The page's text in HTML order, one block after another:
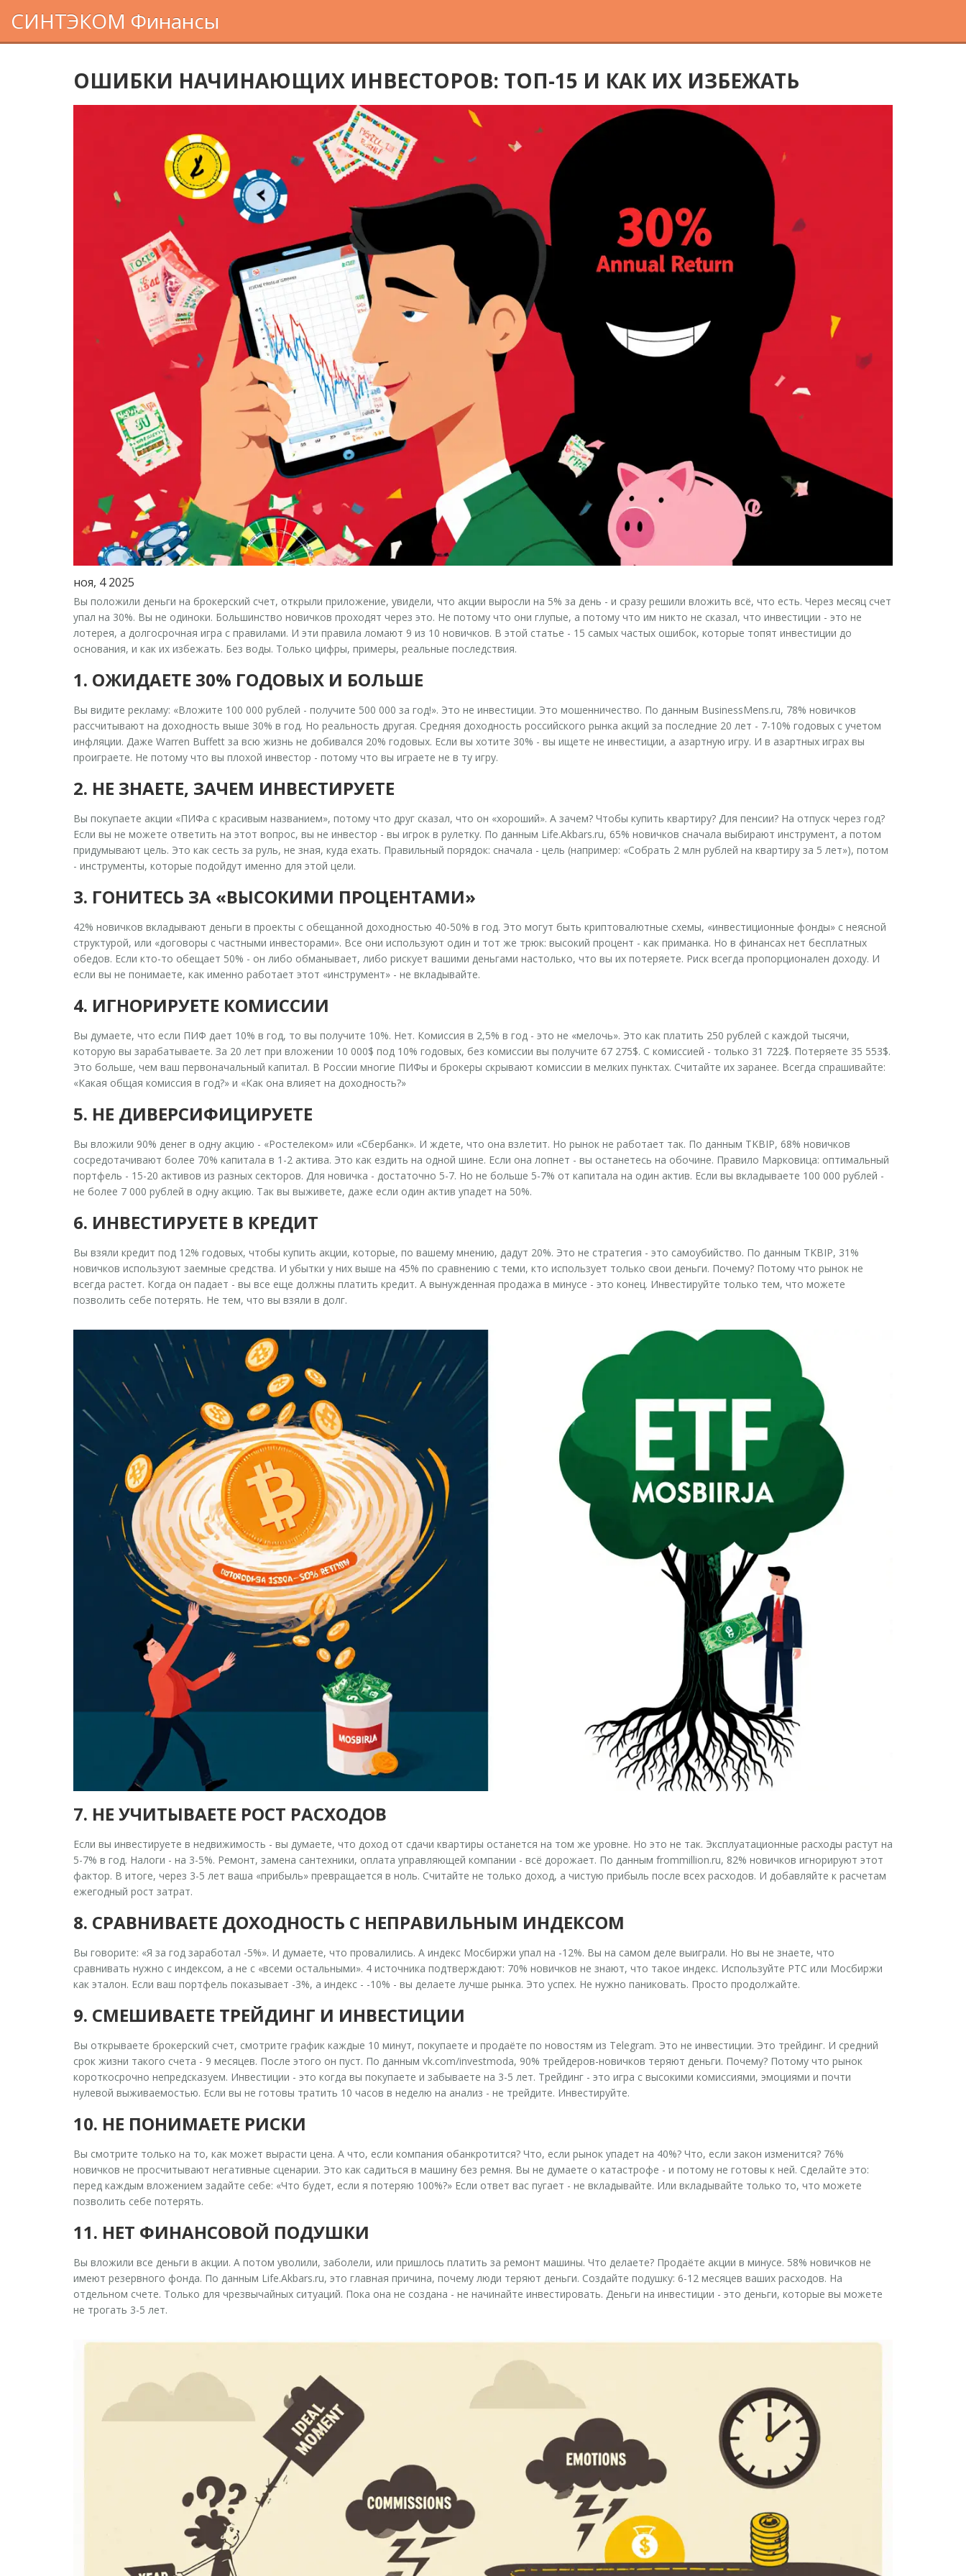
СИНТЭКОМ Финансы
ОШИБКИ НАЧИНАЮЩИХ ИНВЕСТОРОВ: ТОП-15 И КАК ИХ ИЗБЕЖАТЬ
ноя, 4 2025
Вы положили деньги на брокерский счет, открыли приложение, увидели, что акции выросли на 5% за день - и сразу решили вложить всё, что есть. Через месяц счет
упал на 30%. Вы не одиноки. Большинство новичков проходят через это. Не потому что они глупые, а потому что им никто не сказал, что инвестиции - это не
лотерея, а долгосрочная игра с правилами. И эти правила ломают 9 из 10 новичков. В этой статье - 15 самых частых ошибок, которые топят инвестиции до
основания, и как их избежать. Без воды. Только цифры, примеры, реальные последствия.
1. ОЖИДАЕТЕ 30% ГОДОВЫХ И БОЛЬШЕ
Вы видите рекламу: «Вложите 100 000 рублей - получите 500 000 за год!». Это не инвестиции. Это мошенничество. По данным BusinessMens.ru, 78% новичков
рассчитывают на доходность выше 30% в год. Но реальность другая. Средняя доходность российского рынка акций за последние 20 лет - 7-10% годовых с учетом
инфляции. Даже Warren Buffett за всю жизнь не добивался 20% годовых. Если вы хотите 30% - вы ищете не инвестиции, а азартную игру. И в азартных играх вы
проиграете. Не потому что вы плохой инвестор - потому что вы играете не в ту игру.
2. НЕ ЗНАЕТЕ, ЗАЧЕМ ИНВЕСТИРУЕТЕ
Вы покупаете акции «ПИФа с красивым названием», потому что друг сказал, что он «хороший». А зачем? Чтобы купить квартиру? Для пенсии? На отпуск через год?
Если вы не можете ответить на этот вопрос, вы не инвестор - вы игрок в рулетку. По данным Life.Akbars.ru, 65% новичков сначала выбирают инструмент, а потом
придумывают цель. Это как сесть за руль, не зная, куда ехать. Правильный порядок: сначала - цель (например: «Собрать 2 млн рублей на квартиру за 5 лет»), потом
- инструменты, которые подойдут именно для этой цели.
3. ГОНИТЕСЬ ЗА «ВЫСОКИМИ ПРОЦЕНТАМИ»
42% новичков вкладывают деньги в проекты с обещанной доходностью 40-50% в год. Это могут быть криптовалютные схемы, «инвестиционные фонды» с неясной
структурой, или «договоры с частными инвесторами». Все они используют один и тот же трюк: высокий процент - как приманка. Но в финансах нет бесплатных
обедов. Если кто-то обещает 50% - он либо обманывает, либо рискует вашими деньгами настолько, что вы их потеряете. Риск всегда пропорционален доходу. И
если вы не понимаете, как именно работает этот «инструмент» - не вкладывайте.
4. ИГНОРИРУЕТЕ КОМИССИИ
Вы думаете, что если ПИФ дает 10% в год, то вы получите 10%. Нет. Комиссия в 2,5% в год - это не «мелочь». Это как платить 250 рублей с каждой тысячи,
которую вы зарабатываете. За 20 лет при вложении 10 000$ под 10% годовых, без комиссии вы получите 67 275$. С комиссией - только 31 722$. Потеряете 35 553$.
Это больше, чем ваш первоначальный капитал. В России многие ПИФы и брокеры скрывают комиссии в мелких пунктах. Считайте их заранее. Всегда спрашивайте:
«Какая общая комиссия в год?» и «Как она влияет на доходность?»
5. НЕ ДИВЕРСИФИЦИРУЕТЕ
Вы вложили 90% денег в одну акцию - «Ростелеком» или «Сбербанк». И ждете, что она взлетит. Но рынок не работает так. По данным TKBIP, 68% новичков
сосредотачивают более 70% капитала в 1-2 актива. Это как ездить на одной шине. Если она лопнет - вы останетесь на обочине. Правило Марковица: оптимальный
портфель - 15-20 активов из разных секторов. Для новичка - достаточно 5-7. Но не больше 5-7% от капитала на один актив. Если вы вкладываете 100 000 рублей -
не более 7 000 рублей в одну акцию. Так вы выживете, даже если один актив упадет на 50%.
6. ИНВЕСТИРУЕТЕ В КРЕДИТ
Вы взяли кредит под 12% годовых, чтобы купить акции, которые, по вашему мнению, дадут 20%. Это не стратегия - это самоубийство. По данным TKBIP, 31%
новичков используют заемные средства. И убытки у них выше на 45% по сравнению с теми, кто использует только свои деньги. Почему? Потому что рынок не
всегда растет. Когда он падает - вы все еще должны платить кредит. А вынужденная продажа в минусе - это конец. Инвестируйте только тем, что можете
позволить себе потерять. Не тем, что вы взяли в долг.
7. НЕ УЧИТЫВАЕТЕ РОСТ РАСХОДОВ
Если вы инвестируете в недвижимость - вы думаете, что доход от сдачи квартиры останется на том же уровне. Но это не так. Эксплуатационные расходы растут на
5-7% в год. Налоги - на 3-5%. Ремонт, замена сантехники, оплата управляющей компании - всё дорожает. По данным frommillion.ru, 82% новичков игнорируют этот
фактор. В итоге, через 3-5 лет ваша «прибыль» превращается в ноль. Считайте не только доход, а чистую прибыль после всех расходов. И добавляйте к расчетам
ежегодный рост затрат.
8. СРАВНИВАЕТЕ ДОХОДНОСТЬ С НЕПРАВИЛЬНЫМ ИНДЕКСОМ
Вы говорите: «Я за год заработал -5%». И думаете, что провалились. А индекс Мосбиржи упал на -12%. Вы на самом деле выиграли. Но вы не знаете, что
сравнивать нужно с индексом, а не с «всеми остальными». 4 источника подтверждают: 70% новичков не знают, что такое индекс. Используйте РТС или Мосбиржи
как эталон. Если ваш портфель показывает -3%, а индекс - -10% - вы делаете лучше рынка. Это успех. Не нужно паниковать. Просто продолжайте.
9. СМЕШИВАЕТЕ ТРЕЙДИНГ И ИНВЕСТИЦИИ
Вы открываете брокерский счет, смотрите график каждые 10 минут, покупаете и продаёте по новостям из Telegram. Это не инвестиции. Это трейдинг. И средний
срок жизни такого счета - 9 месяцев. После этого он пуст. По данным vk.com/investmoda, 90% трейдеров-новичков теряют деньги. Почему? Потому что рынок
короткосрочно непредсказуем. Инвестиции - это когда вы покупаете и забываете на 3-5 лет. Трейдинг - это игра с высокими комиссиями, эмоциями и почти
нулевой выживаемостью. Если вы не готовы тратить 10 часов в неделю на анализ - не трейдите. Инвестируйте.
10. НЕ ПОНИМАЕТЕ РИСКИ
Вы смотрите только на то, как может вырасти цена. А что, если компания обанкротится? Что, если рынок упадет на 40%? Что, если закон изменится? 76%
новичков не просчитывают негативные сценарии. Это как садиться в машину без ремня. Вы не думаете о катастрофе - и потому не готовы к ней. Сделайте это:
перед каждым вложением задайте себе: «Что будет, если я потеряю 100%?» Если ответ вас пугает - не вкладывайте. Или вкладывайте только то, что можете
позволить себе потерять.
11. НЕТ ФИНАНСОВОЙ ПОДУШКИ
Вы вложили все деньги в акции. А потом уволили, заболели, или пришлось платить за ремонт машины. Что делаете? Продаёте акции в минусе. 58% новичков не
имеют резервного фонда. По данным Life.Akbars.ru, это главная причина, почему люди теряют деньги. Создайте подушку: 6-12 месяцев ваших расходов. На
отдельном счете. Только для чрезвычайных ситуаций. Пока она не создана - не начинайте инвестировать. Деньги на инвестиции - это деньги, которые вы можете
не трогать 3-5 лет.